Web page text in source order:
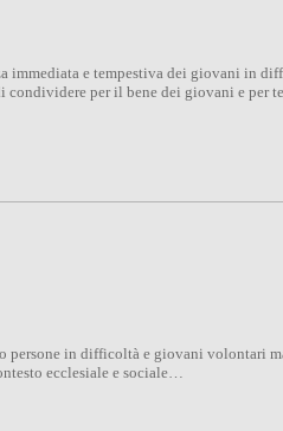
immediata e tempestiva dei giovani in
per il bene dei giovani e
in difficoltà e giovani volontari
ecclesiale e sociale…